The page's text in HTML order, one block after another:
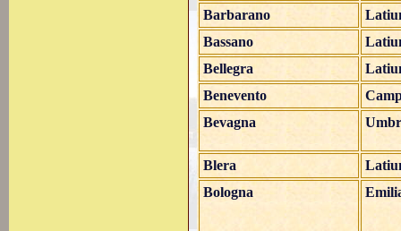
Barbarano
Bassano
Bellegra
Benevento
Bevagna
Blera
Bologna